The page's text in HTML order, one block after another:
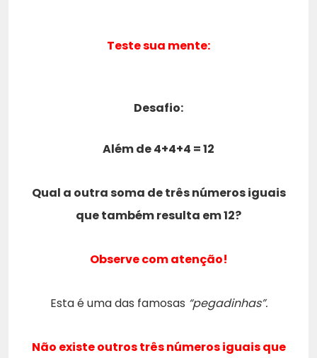
Teste sua mente:
Desafio:
Além de 4+4+4 = 12
Qual a outra soma de três números iguais
que também resulta em 12?
Observe com atenção!
Esta é uma das famosas “pegadinhas”.
Não existe outros três números iguais que